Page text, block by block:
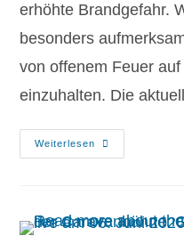
erhöhte Brandgefahr.
besonders
von offenem Feuer
einzuhalten. Die
Weiterlesen